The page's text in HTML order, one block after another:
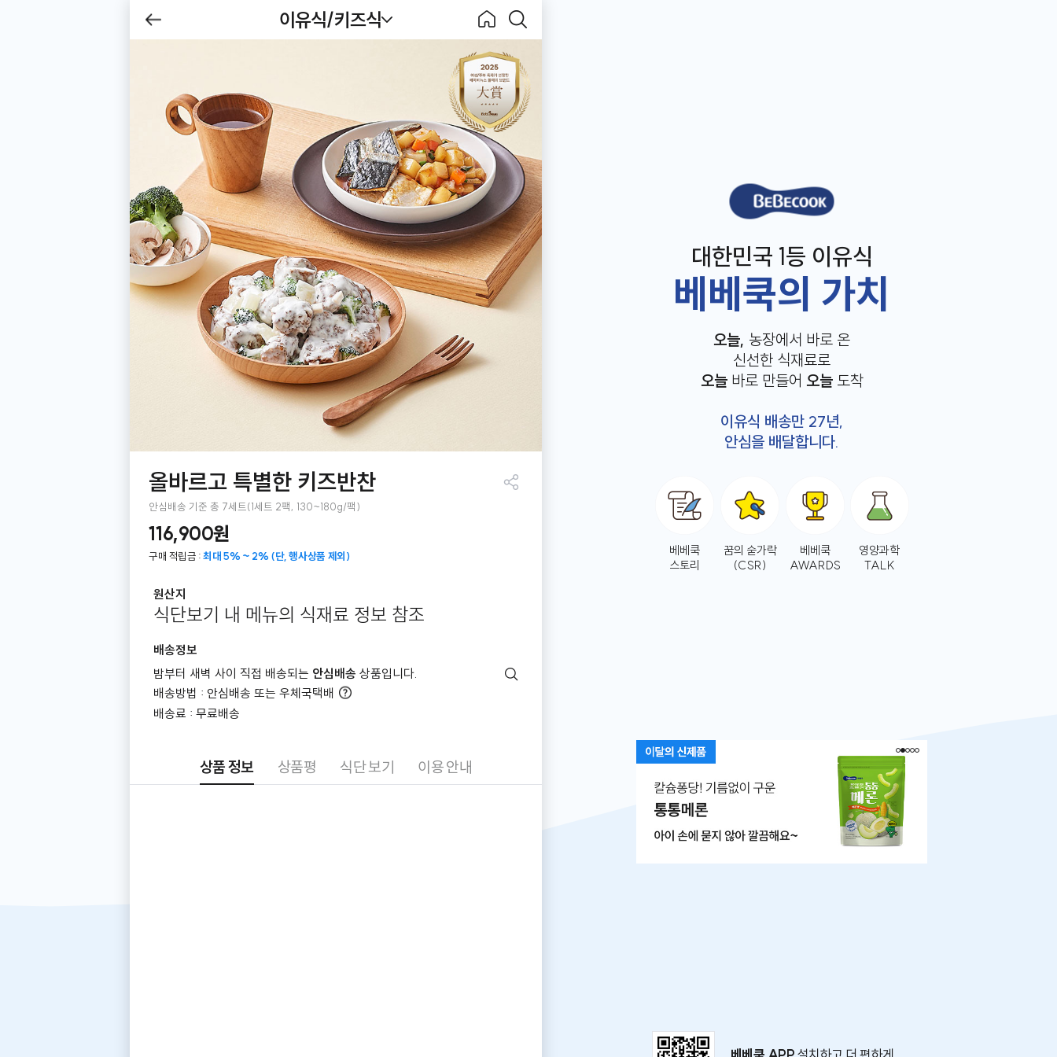
대한민국 1등 이유식
베베쿡의 가치
오늘, 농장에서 바로 온
신선한 식재료로
오늘바로 만들어 오늘도착
이유식 배송만 27년,
안심을 배달합니다.
베베쿡
스토리
꿈의 숟가락
(CSR)
베베쿡
AWARDS
영양과학
TALK
BeBecook
이유식/키즈식
로
하기
올바르고 특별한 키즈반찬
안심배송 기준 총 7세트(1세트 2팩, 130~180g/팩)
116,900원
구매 적립금 :최대 5% ~ 2% (단, 행사상품 제외)
원산지
식단보기 내 메뉴의 식재료 정보 참조
배송정보
밤부터 새벽 사이 직접 배송되는 안심배송 상품입니다.
배송방법 : 안심배송 또는 우체국택배
기
배송료 : 무료배송
상품 정보 상품평 식단 보기 이용 안내